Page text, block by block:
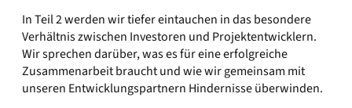
In Teil 2 werden wir tiefer eintauchen in das besondere
Verhältnis zwischen Investoren und Projektentwicklern.
Wir sprechen darüber, was es für eine erfolgreiche
Zusammenarbeit braucht und wie wir gemeinsam mit
unseren Entwicklungspartnern Hindernisse überwinden.